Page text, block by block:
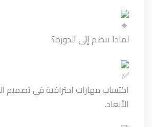
لماذا تنضم إلى الدورة؟
اكتساب مهارات احترافية في تصميم
الأبعاد.